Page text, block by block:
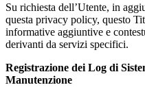
Su richiesta dell’Utente, in
questa privacy policy, questo
informative aggiuntive e
derivanti da servizi specifici.
Registrazione dei Log di
Manutenzione